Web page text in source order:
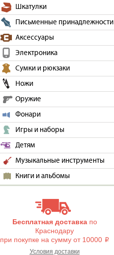
Шкатулки
Письменные принадлежности
Аксессуары
Электроника
Сумки и рюкзаки
Ножи
Оружие
Фонари
Игры и наборы
Детям
Музыкальные инструменты
Книги и альбомы
Бесплатная доставкапо
Краснодару
при покупке на сумму от 10000 i
Условия доставки